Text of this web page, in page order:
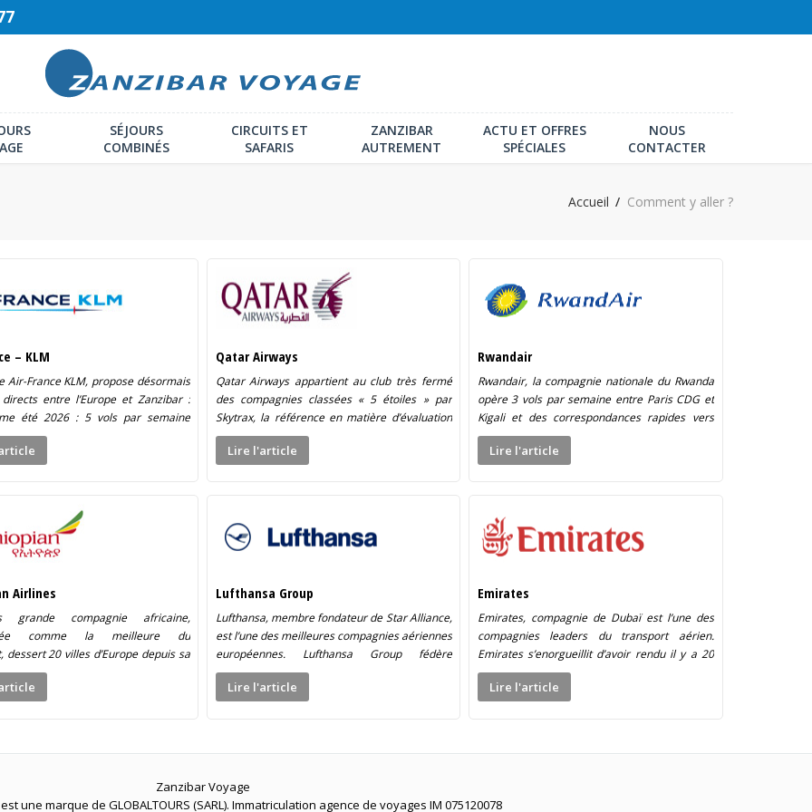
SÉJOURS
COMBINÉS
CIRCUITS ET
SAFARIS
ZANZIBAR
AUTREMENT
ACTU ET OFFRES
SPÉCIALES
NOUS
CONTACTER
Accueil Comment y aller ?
– KLM
Air-France KLM, propose désormais
entre l’Europe et Zanzibar :
été 2026 : 5 vols par semaine
(via Kilimandjaro sans
d’appareil à l’aller, sans […]
Qatar Airways
Qatar Airways appartient au club très fermé
des compagnies classées « 5 étoiles » par
Skytrax, la référence en matière d’évaluation
des compagnies aériennes : seulement 10
compagnies aériennes (dont […]
Lire l'article
Rwandair
Rwandair, la compagnie nationale du Rwanda
opère 3 vols par semaine entre Paris CDG et
Kigali et des correspondances rapides vers
Zanzibar. Trajet : vol Paris/Kigali en Airbus
330-200, puis […]
Lire l'article
Airlines
grande compagnie africaine,
comme la meilleure du
dessert 20 villes d’Europe depuis sa
d’Addis Abeba et assure des
rapides vers de nombreuses
Lufthansa Group
Lufthansa, membre fondateur de Star Alliance,
est l’une des meilleures compagnies aériennes
européennes. Lufthansa Group fédère
Lufthansa et ses filiales européennes
(Brussels Airlines, Swiss, Austrian Airlines)
Lire l'article
Emirates
Emirates, compagnie de Dubaï est l’une des
compagnies leaders du transport aérien.
Emirates s’enorgueillit d’avoir rendu il y a 20
ans le transport aérien comme une véritable
expérience de luxe […]
Lire l'article
Zanzibar Voyage
une marque de GLOBALTOURS (SARL). Immatriculation agence de voyages IM 075120078